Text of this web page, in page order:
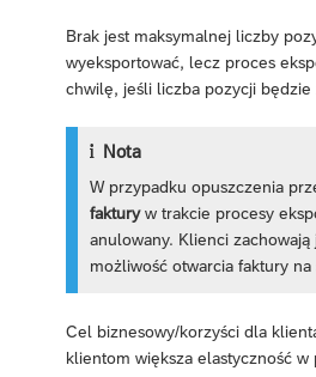
Brak jest maksymalnej liczby
wyeksportować, lecz proces
chwilę, jeśli liczba pozycji będzie
Nota
W przypadku opuszczenia
fakturyw trakcie procesy
anulowany. Klienci
możliwość otwarcia faktury na
Cel biznesowy/korzyści dla
klientom większa elastyczność w